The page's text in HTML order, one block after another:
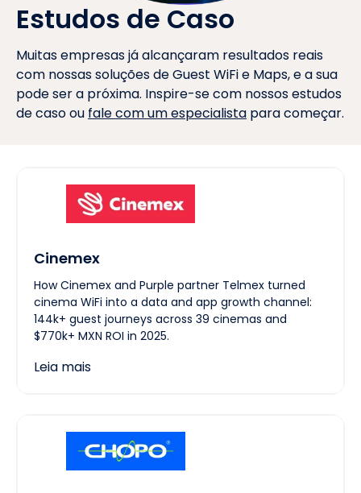
Estudos de Caso
Muitas empresas já alcançaram resultados reais
com nossas soluções de Guest WiFi e Maps, e a sua
pode ser a próxima. Inspire-se com nossos estudos
de caso ou fale com um especialista para começar.
Cinemex
How Cinemex and Purple partner Telmex turned
cinema WiFi into a data and app growth channel:
144k+ guest journeys across 39 cinemas and
$770k+ MXN ROI in 2025.
Leia mais